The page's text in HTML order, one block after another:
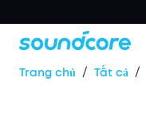
Trang chủ / Tất cả /